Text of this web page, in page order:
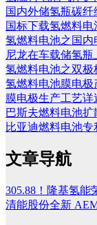
国内外储氢瓶碳
国标下载氢燃料
氢燃料电池之国内
尼龙在车载储氢
氢燃料电池之双极
氢燃料电池膜电极
膜电极生产工艺详
巴斯夫燃料电池扩
比亚迪燃料电池专
文章导航
305.88！隆基氢能
清能股份全新